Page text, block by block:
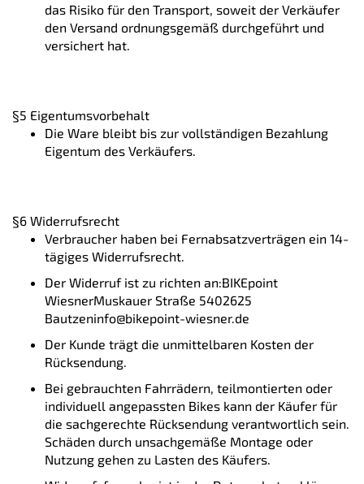
das Risiko für den Transport, soweit der Verkäufer
den Versand ordnungsgemäß durchgeführt und
versichert hat.
§5 Eigentumsvorbehalt
Die Ware bleibt bis zur vollständigen Bezahlung
Eigentum des Verkäufers.
§6 Widerrufsrecht
Verbraucher haben bei Fernabsatzverträgen ein 14-
tägiges Widerrufsrecht.
Der Widerruf ist zu richten an:BIKEpoint
WiesnerMuskauer Straße 5402625
Bautzeninfo@bikepoint-wiesner.de
Der Kunde trägt die unmittelbaren Kosten der
Rücksendung.
Bei gebrauchten Fahrrädern, teilmontierten oder
individuell angepassten Bikes kann der Käufer für
die sachgerechte Rücksendung verantwortlich sein.
Schäden durch unsachgemäße Montage oder
Nutzung gehen zu Lasten des Käufers.